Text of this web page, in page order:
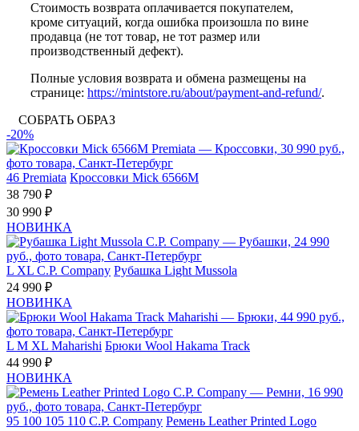
Стоимость возврата оплачивается покупателем,
кроме ситуаций, когда ошибка произошла по вине
продавца (не тот товар, не тот размер или
производственный дефект).
Полные условия возврата и обмена размещены на
странице: https://mintstore.ru/about/payment-and-refund/.
СОБРАТЬ ОБРАЗ
-20%
46 Premiata Кроссовки Mick 6566M
38 790 ₽
30 990 ₽
НОВИНКА
L XL C.P. Company Рубашка Light Mussola
24 990 ₽
НОВИНКА
L M XL Maharishi Брюки Wool Hakama Track
44 990 ₽
НОВИНКА
95 100 105 110 C.P. Company Ремень Leather Printed Logo